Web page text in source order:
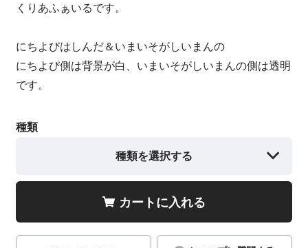
くりあふぁいるです。
にちよびはしんだ＆いまいそがしいまんの
にちよび側は背景が白、いまいそがしいまんの側は透明
です。
種類
種類を選択する
カートに入れる